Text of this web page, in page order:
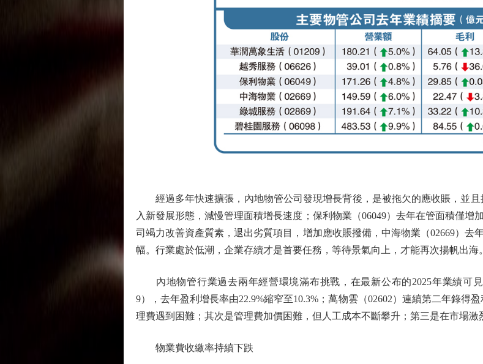
經過多年快速擴張，內地物管公司發現增長背後，是被拖欠的應收賬，並且
入新發展形態，減慢管理面積增長速度；保利物業（06049）去年在管面積僅增
司竭力改善資產質素，退出劣質項目，增加應收賬撥備，中海物業（02669）去
幅。行業處於低潮，企業存續才是首要任務，等待景氣向上，才能再次揚帆出海
內地物管行業過去兩年經營環境滿布挑戰，在最新公布的2025年業績可
9），去年盈利增長率由22.9%縮窄至10.3%；萬物雲（02602）連續第二年錄得
理費遇到困難；其次是管理費加價困難，但人工成本不斷攀升；第三是在市場激
物業費收繳率持續下跌